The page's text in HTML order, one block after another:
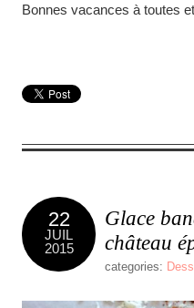
Bonnes vacances à toutes
22
JUIL
2015
Glace
château
categories: